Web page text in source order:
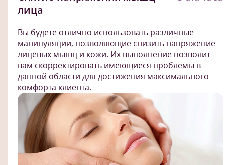
лица
Вы будете отлично использовать различные
манипуляции, позволяющие снизить напряжение
лицевых мышц и кожи. Их выполнение позволит
вам скорректировать имеющиеся проблемы в
данной области для достижения максимального
комфорта клиента.